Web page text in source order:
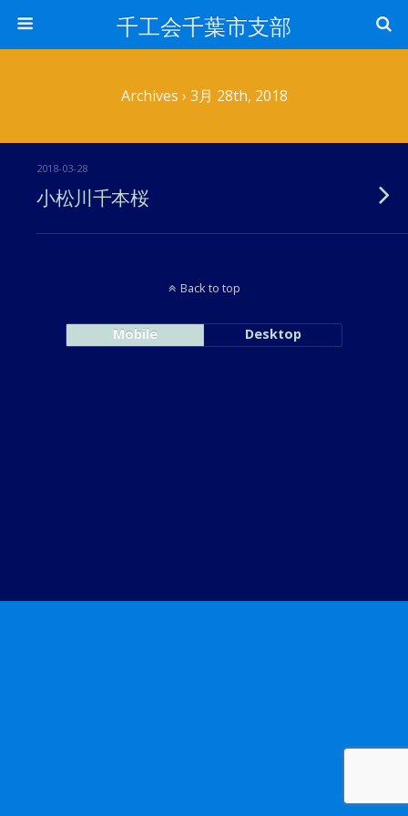
千工会千葉市支部
Archives › 3月 28th, 2018
2018-03-28
小松川千本桜
Back to top
Mobile Desktop